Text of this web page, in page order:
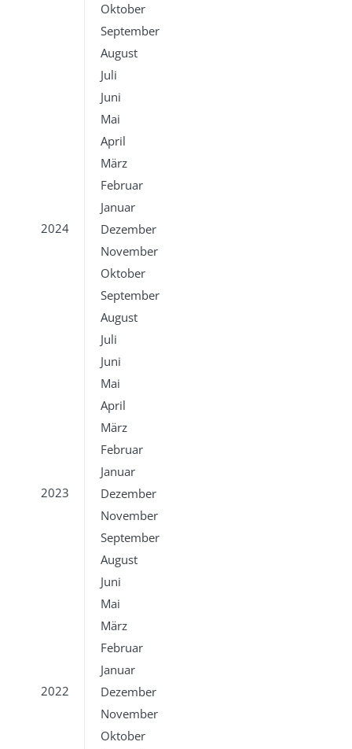
Oktober
September
August
Juli
Juni
Mai
April
März
Februar
Januar
2024
Dezember
November
Oktober
September
August
Juli
Juni
Mai
April
März
Februar
Januar
2023
Dezember
November
September
August
Juni
Mai
März
Februar
Januar
2022
Dezember
November
Oktober